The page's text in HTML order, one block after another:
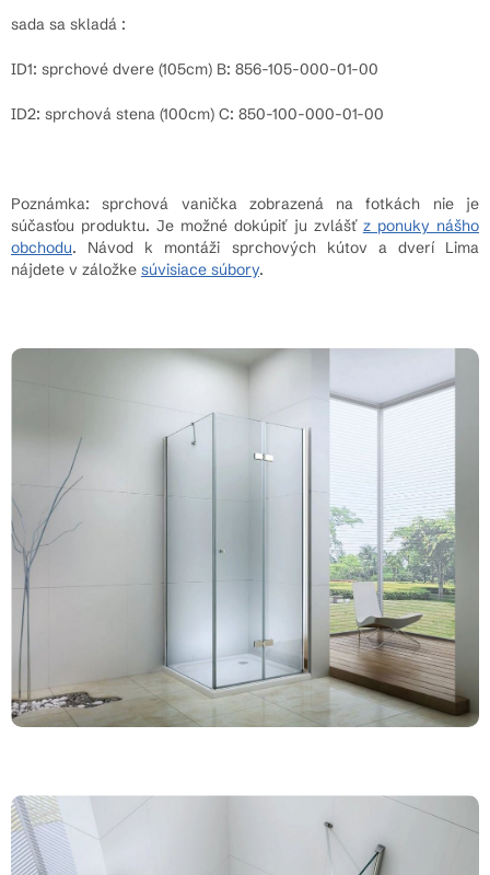
sada sa skladá :
ID1: sprchové dvere (105cm) B: 856-105-000-01-00
ID2: sprchová stena (100cm) C: 850-100-000-01-00
Poznámka: sprchová vanička zobrazená na fotkách nie je
súčasťou produktu. Je možné dokúpiť ju zvlášť z ponuky nášho
obchodu. Návod k montáži sprchových kútov a dverí Lima
nájdete v záložke súvisiace súbory.